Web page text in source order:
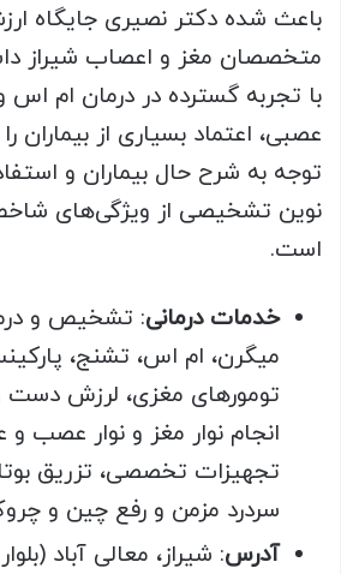
باعث شده دکتر نصیری جایگاه
متخصصان مغز و اعصاب شیراز
با تجربه گسترده در درمان ام اس
عصبی، اعتماد بسیاری از بیماران
توجه به شرح حال بیماران و
نوین تشخیصی از ویژگی‌های
است.
خدمات درمانی: تشخیص و
میگرن، ام اس، تشنج،
تومورهای مغزی، لرزش دست
انجام نوار مغز و نوار عصب
تجهیزات تخصصی، تزریق
سردرد مزمن و رفع چین و
آدرس: شیراز، معالی آباد